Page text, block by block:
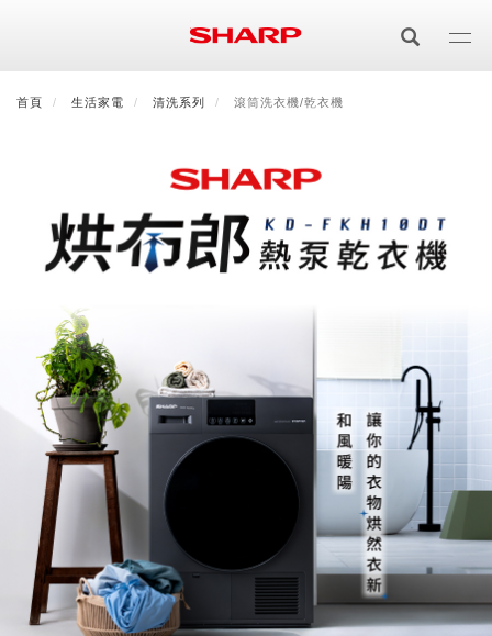
最新消息 會員登入/註冊 會員中心 顧客服務
電視/顯示器系列
AQUOS 8K
AQUOS XLED
AQUOS QLED
AQUOS 4K UHD
AQUOS 2K FHD
影音週邊
藍牙音響
技術
夏普量子臻原色
AQUOS XLED
AQUOS 8K 第三代
8K影像技術展現
空氣淨化
空氣淨化系列
Purefit空氣美學機
AIoT智慧空氣清淨機
水活力空氣清淨機
空氣清淨機
自動除菌離子產生器
冷暖空調系列
冷暖型
AIoT智慧空調
冷專型
故障代碼查詢
除濕機系列
2合1空氣清淨除濕機
自動除菌離子除濕機
高效除濕機
AIoT智慧聯網除濕機
技術
新型冠狀病毒抑制實證
自動除菌離子實證
J-TECH空調技術
電風扇系列
DC直流馬達立扇
3D清淨循環扇
暖風系列
多功能暖烘機
FAQ
生活家電
冰箱系列
冷凍庫
六門
五門(左右開)
四門
三門
技術
冰箱系列介紹
四門對開除菌冰箱
左右開除菌冰箱
清洗系列
無孔槽系列介紹
無孔槽洗衣機
滾筒洗衣機/乾衣機
RACTIVE Air系列
羽量級無線快充吸塵器
FAQ
無孔槽洗衣機
廚房調理
水波爐
AIoT智慧水波爐
水波爐
烹飪
AIoT智慧零水鍋
零水鍋
微波爐
機械轉盤微波爐
電子平板微波爐
飲品
咖啡機
淨水器
生活用品
照明系列
LED吸頂燈
鞋體保養系列
高科技鞋履賦活器
防護用品系列
低反射蛾眼面罩
保溫/冷藏系列
美容系列
美容保濕
水活力美容保濕器
美髮造型
吹風機
頭皮調理
行動裝置
商用設備
商用解決方案
耗材配件
首頁 生活家電 清洗系列 滾筒洗衣機/乾衣機